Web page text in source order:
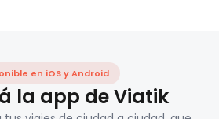
en iOS y Android
la app de Viatik